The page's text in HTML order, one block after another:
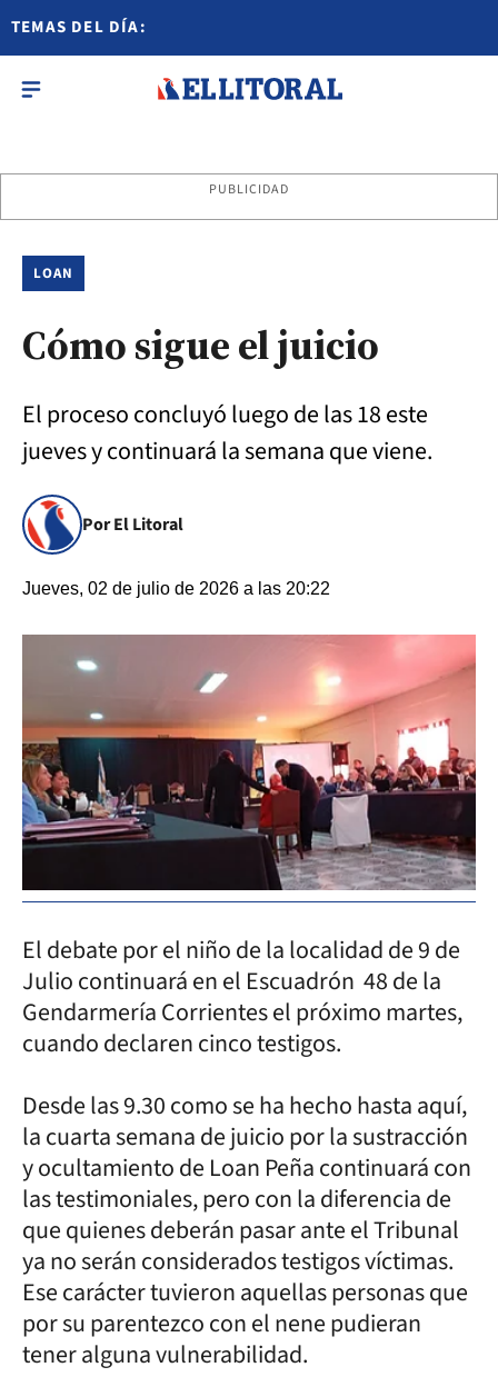
TEMAS DEL DÍA:
PUBLICIDAD
LOAN
Cómo sigue el juicio
El proceso concluyó luego de las 18 este
jueves y continuará la semana que viene.
Por El Litoral
Jueves, 02 de julio de 2026 a las 20:22
El debate por el niño de la localidad de 9 de
Julio continuará en el Escuadrón 48 de la
Gendarmería Corrientes el próximo martes,
cuando declaren cinco testigos.
Desde las 9.30 como se ha hecho hasta aquí,
la cuarta semana de juicio por la sustracción
y ocultamiento de Loan Peña continuará con
las testimoniales, pero con la diferencia de
que quienes deberán pasar ante el Tribunal
ya no serán considerados testigos víctimas.
Ese carácter tuvieron aquellas personas que
por su parentezco con el nene pudieran
tener alguna vulnerabilidad.